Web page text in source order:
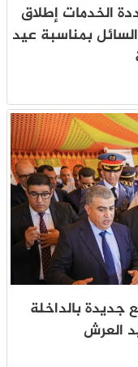
الخدمات إطلاق
بمناسبة عيد
جديدة بالداخلة